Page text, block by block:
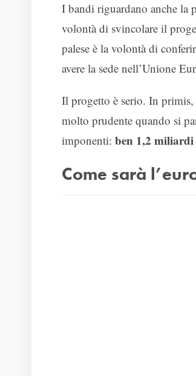
I bandi riguardano anche la
volontà di svincolare il
palese è la volontà di
avere la sede nell’Unione
Il progetto è serio. In primis,
molto prudente quando si
imponenti: ben 1,2
Come sarà